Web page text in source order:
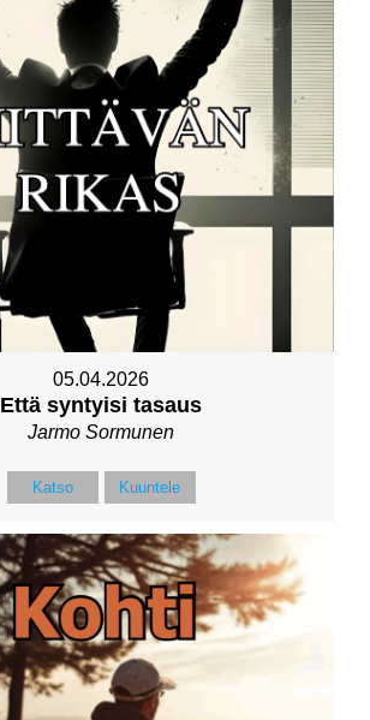
05.04.2026
Että syntyisi tasaus
Jarmo Sormunen
Katso Kuuntele